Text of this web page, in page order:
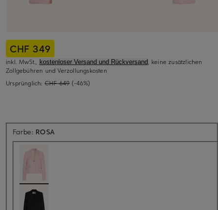
CHF 349
inkl. MwSt., kostenloser Versand und Rückversand, keine zusätzlichen
Zollgebühren und Verzollungskosten
Ursprünglich: CHF 649 (-46%)
Farbe: ROSA